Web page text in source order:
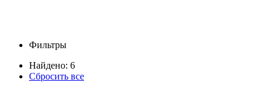
Фильтры
Найдено: 6
Сбросить все